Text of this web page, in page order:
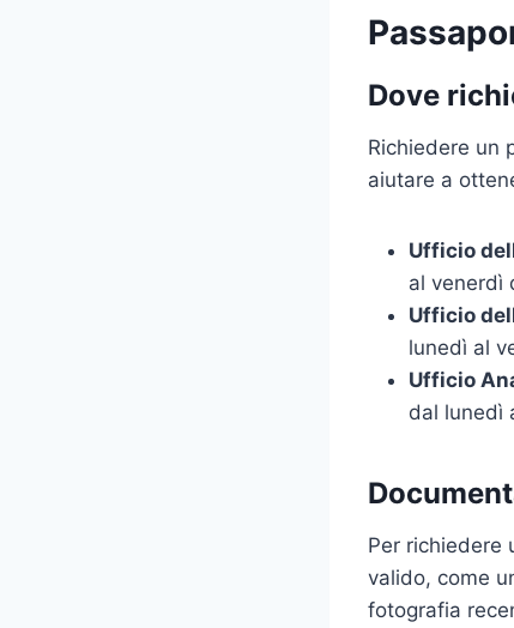
Dove
Richiedere un
aiutare a
Ufficio
al venerdì
Ufficio
lunedì al
Ufficio
dal lunedì
Per richiedere
valido, come
fotografia